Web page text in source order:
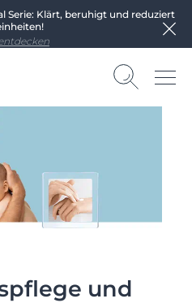
Serie: Klärt, beruhigt und reduziert
und